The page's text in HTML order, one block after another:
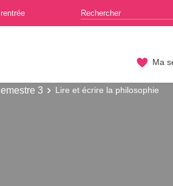
Ma
3 Lire et écrire la philosophie